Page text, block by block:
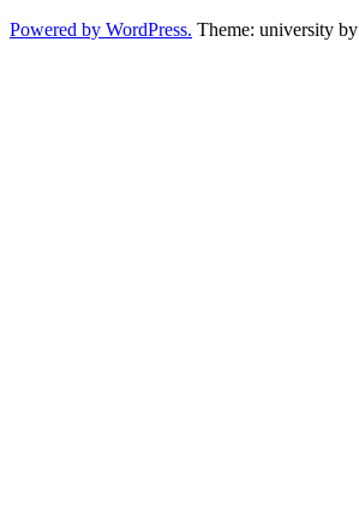
Powered by WordPress. Theme: university by